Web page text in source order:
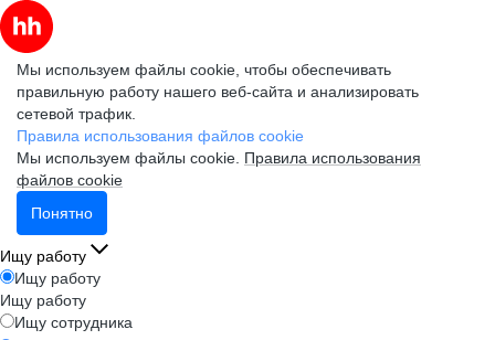
Мы используем файлы cookie, чтобы обеспечивать
правильную работу нашего веб-сайта и анализировать
сетевой трафик.
Правила использования файлов cookie
Мы используем файлы cookie. Правила использования
файлов cookie
Понятно
Ищу работу
Ищу работу
Ищу работу
Ищу сотрудника